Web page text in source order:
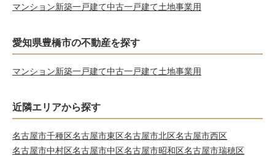
マンション新築一戸建て中古一戸建て土地事業用
愛知県豊橋市の不動産を探す
マンション新築一戸建て中古一戸建て土地事業用
近隣エリアから探す
名古屋市千種区名古屋市東区名古屋市北区名古屋市西区
名古屋市中村区名古屋市中区名古屋市昭和区名古屋市瑞穂区